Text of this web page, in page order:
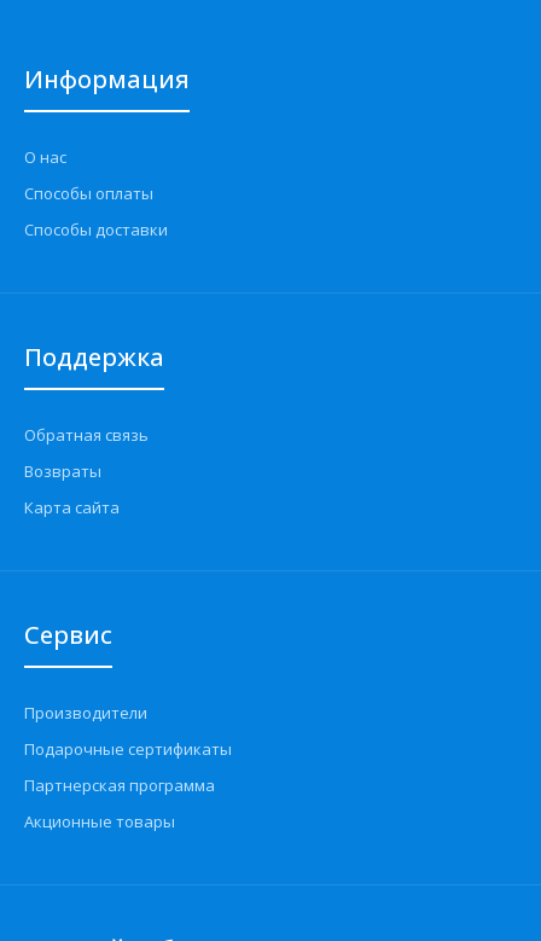
Информация
О нас
Способы оплаты
Способы доставки
Поддержка
Обратная связь
Возвраты
Карта сайта
Сервис
Производители
Подарочные сертификаты
Партнерская программа
Акционные товары